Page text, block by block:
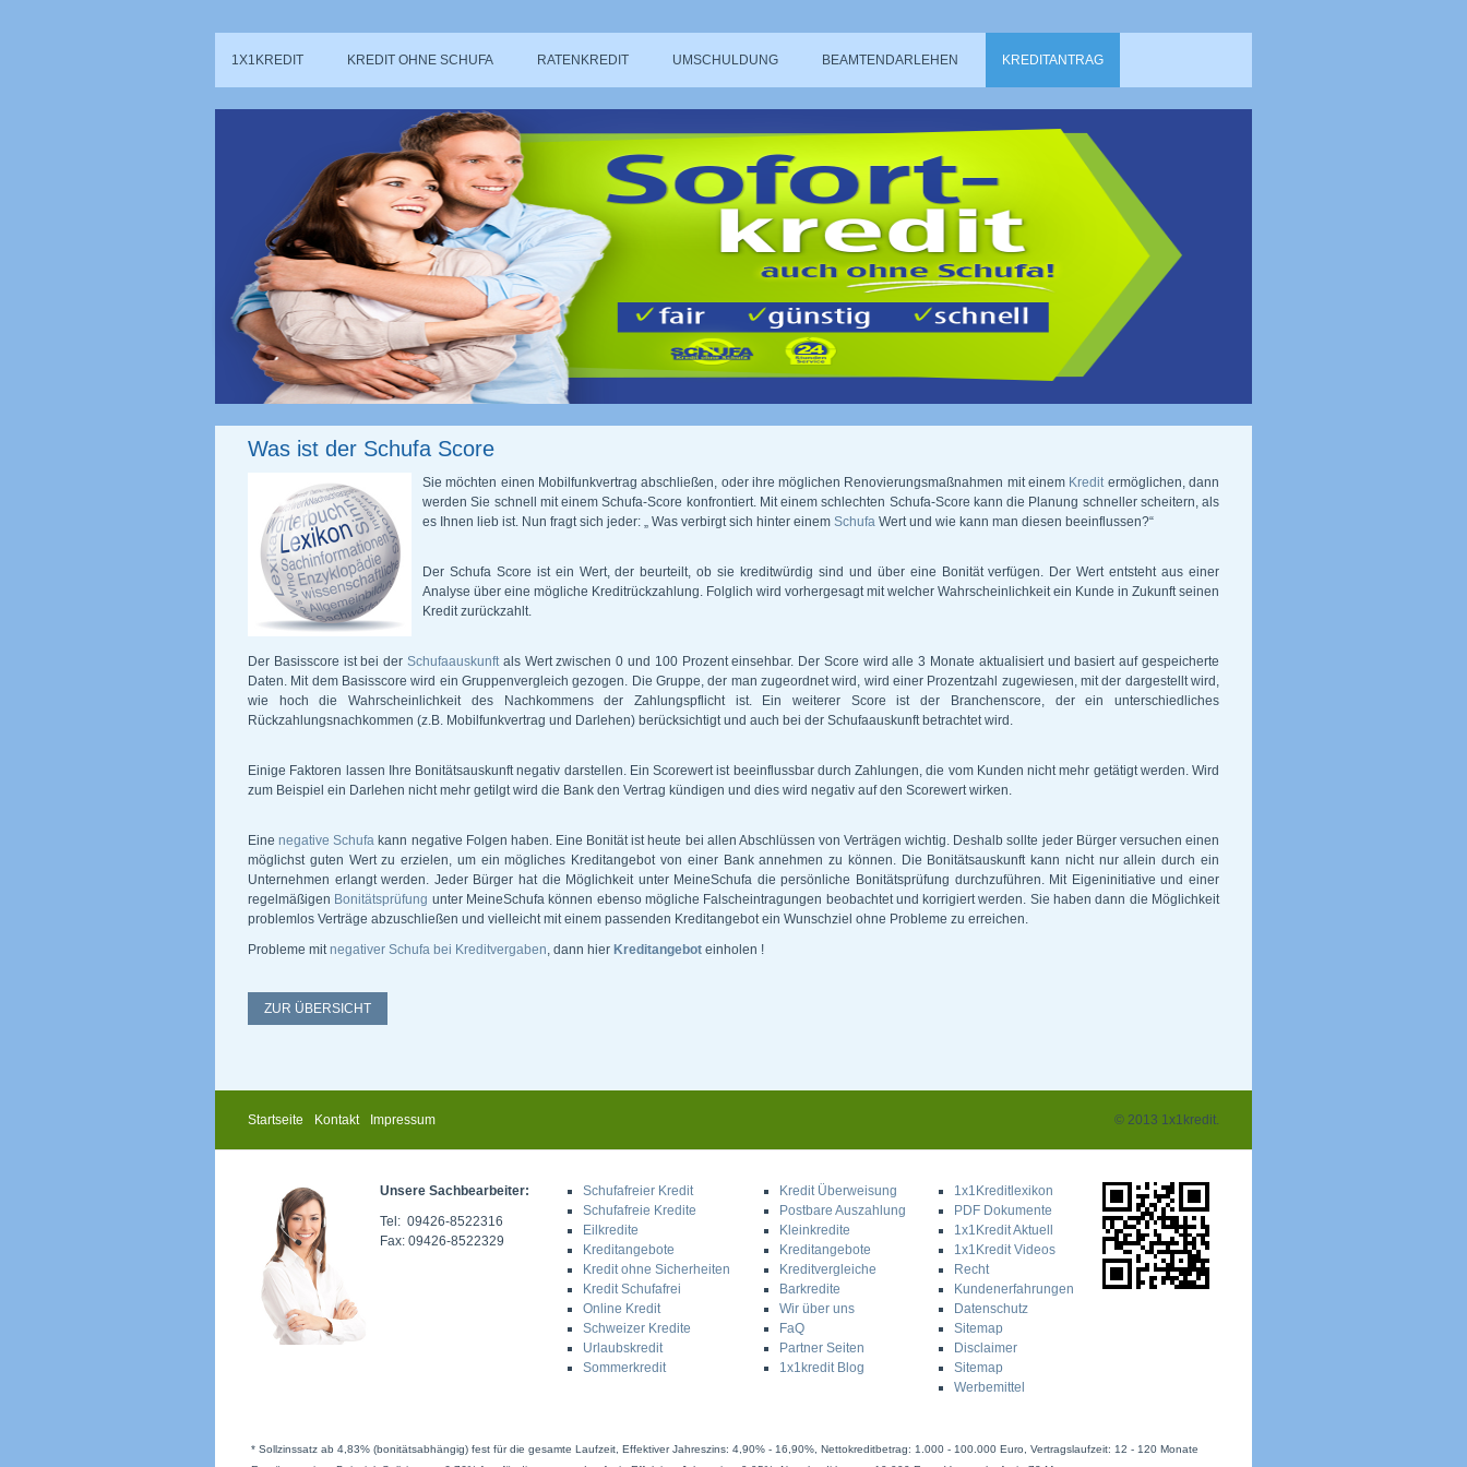
1X1KREDIT KREDIT OHNE SCHUFA RATENKREDIT UMSCHULDUNG BEAMTENDARLEHEN KREDITANTRAG
Was ist der Schufa Score
Sie möchten einen Mobilfunkvertrag abschließen, oder ihre möglichen Renovierungsmaßnahmen mit einem Kreditermöglichen, dann
werden Sie schnell mit einem Schufa-Score konfrontiert. Mit einem schlechten Schufa-Score kann die Planung schneller scheitern, als
es Ihnen lieb ist. Nun fragt sich jeder: „ Was verbirgt sich hinter einem Schufa Wert und wie kann man diesen beeinflussen?“
Der Schufa Score ist ein Wert, der beurteilt, ob sie kreditwürdig sind und über eine Bonität verfügen. Der Wert entsteht aus einer
Analyse über eine mögliche Kreditrückzahlung. Folglich wird vorhergesagt mit welcher Wahrscheinlichkeit ein Kunde in Zukunft seinen
Kredit zurückzahlt.
Der Basisscore ist bei der Schufaauskunftals Wert zwischen 0 und 100 Prozent einsehbar. Der Score wird alle 3 Monate aktualisiert und basiert auf gespeicherte
Daten. Mit dem Basisscore wird ein Gruppenvergleich gezogen. Die Gruppe, der man zugeordnet wird, wird einer Prozentzahl zugewiesen, mit der dargestellt wird,
wie hoch die Wahrscheinlichkeit des Nachkommens der Zahlungspflicht ist. Ein weiterer Score ist der Branchenscore, der ein unterschiedliches
Rückzahlungsnachkommen (z.B. Mobilfunkvertrag und Darlehen) berücksichtigt und auch bei der Schufaauskunft betrachtet wird.
Einige Faktoren lassen Ihre Bonitätsauskunft negativ darstellen. Ein Scorewert ist beeinflussbar durch Zahlungen, die vom Kunden nicht mehr getätigt werden. Wird
zum Beispiel ein Darlehen nicht mehr getilgt wird die Bank den Vertrag kündigen und dies wird negativ auf den Scorewert wirken.
Einenegative Schufa kann negative Folgen haben. Eine Bonität ist heute bei allen Abschlüssen von Verträgen wichtig. Deshalb sollte jeder Bürger versuchen einen
möglichst guten Wert zu erzielen, um ein mögliches Kreditangebot von einer Bank annehmen zu können. Die Bonitätsauskunft kann nicht nur allein durch ein
Unternehmen erlangt werden. Jeder Bürger hat die Möglichkeit unter MeineSchufa die persönliche Bonitätsprüfung durchzuführen. Mit Eigeninitiative und einer
regelmäßigen Bonitätsprüfung unter MeineSchufa können ebenso mögliche Falscheintragungen beobachtet und korrigiert werden. Sie haben dann die Möglichkeit
problemlos Verträge abzuschließen und vielleicht mit einem passenden Kreditangebot ein Wunschziel ohne Probleme zu erreichen.
Probleme mitnegativer Schufa bei Kreditvergaben, dann hier Kreditangebot einholen !
ZUR ÜBERSICHT
Startseite Kontakt Impressum © 2013 1x1kredit.
Unsere Sachbearbeiter:
Tel: 09426-8522316
Fax: 09426-8522329
Schufafreier Kredit
Schufafreie Kredite
Eilkredite
Kreditangebote
Kredit ohne Sicherheiten
Kredit Schufafrei
Online Kredit
Schweizer Kredite
Urlaubskredit
Sommerkredit
Kredit Überweisung
Postbare Auszahlung
Kleinkredite
Kreditangebote
Kreditvergleiche
Barkredite
Wir über uns
FaQ
Partner Seiten
1x1kredit Blog
1x1Kreditlexikon
PDF Dokumente
1x1Kredit Aktuell
1x1Kredit Videos
Recht
Kundenerfahrungen
Datenschutz
Sitemap
Disclaimer
Sitemap
Werbemittel
* Sollzinssatz ab 4,83% (bonitätsabhängig) fest für die gesamte Laufzeit, Effektiver Jahreszins: 4,90% - 16,90%, Nettokreditbetrag: 1.000 - 100.000 Euro, Vertragslaufzeit: 12 - 120 Monate